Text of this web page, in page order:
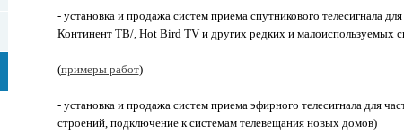
- установка и продажа систем приема спутникового
Континент ТВ/, Hot Bird TV и других редких и малоиспользуемых
(примеры работ)
- установка и продажа систем приема эфирного телесигнала для
строений, подключение к системам телевещания новых домов)